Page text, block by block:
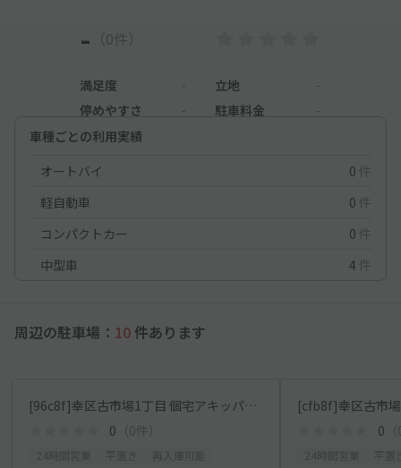
- （0件）
満足度 立地
停めやすさ
駐車料金
車種ごとの利用実績
オートバイ
0 件
軽自動車
0 件
コンパクトカー
0 件
中型車
4 件
周辺の駐車場： 10 件あります
[96c8f]幸区古市場1丁目 個宅アキッパ駐車場
0 （0件） 0